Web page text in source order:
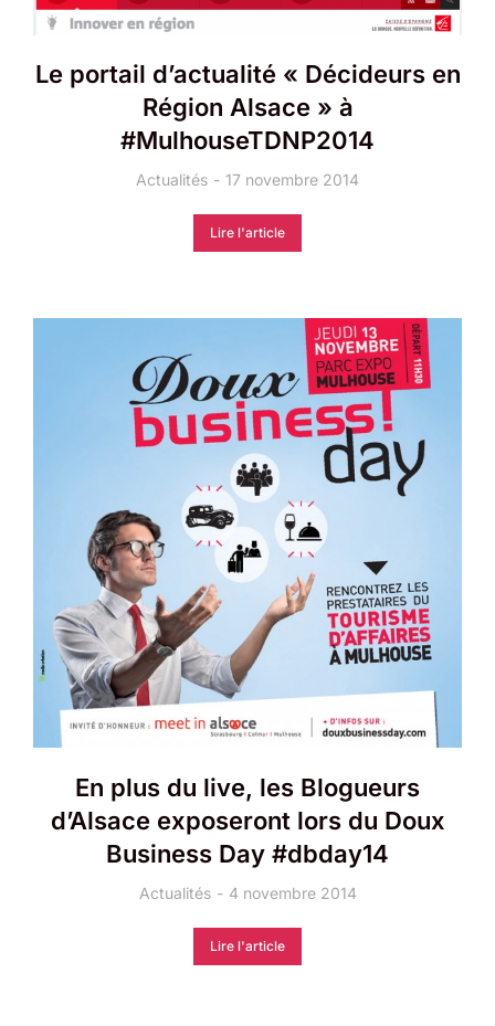
Le portail d’actualité « Décideurs en
Région Alsace » à
#MulhouseTDNP2014
Actualités 17 novembre 2014
Lire l'article
En plus du live, les Blogueurs
d’Alsace exposeront lors du Doux
Business Day #dbday14
Actualités 4 novembre 2014
Lire l'article